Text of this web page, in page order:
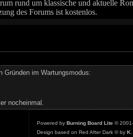
rund um klassische und aktuelle
des Forums ist kostenlos.
Gründen im Wartungsmodus:
nocheinmal.
Powered by Burning Board Lite©
Design based on Red After Dark © by K.